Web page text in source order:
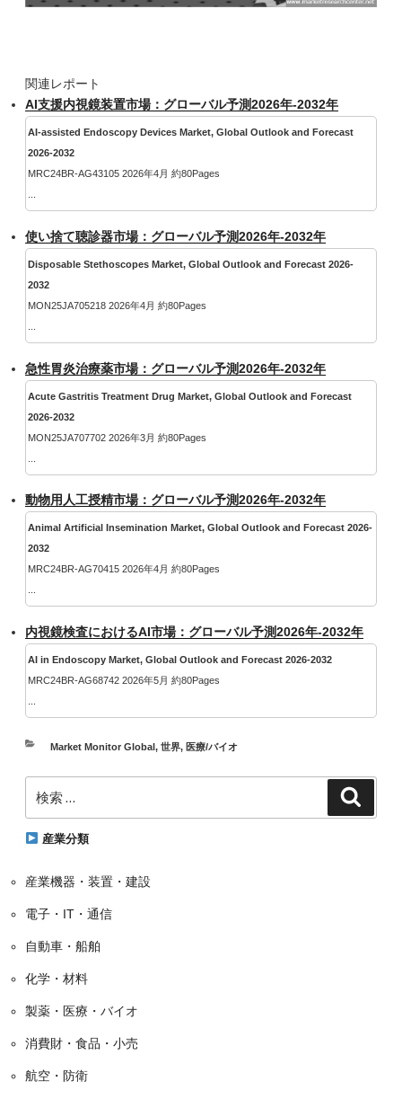
関連レポート
AI支援内視鏡装置市場：グローバル予測2026年-2032年
AI-assisted Endoscopy Devices Market, Global Outlook and Forecast
2026-2032
MRC24BR-AG43105 2026年4月 約80Pages
使い捨て聴診器市場：グローバル予測2026年-2032年
Disposable Stethoscopes Market, Global Outlook and Forecast 2026-
2032
MON25JA705218 2026年4月 約80Pages
急性胃炎治療薬市場：グローバル予測2026年-2032年
Acute Gastritis Treatment Drug Market, Global Outlook and Forecast
2026-2032
MON25JA707702 2026年3月 約80Pages
動物用人工授精市場：グローバル予測2026年-2032年
Animal Artificial Insemination Market, Global Outlook and Forecast 2026-
2032
MRC24BR-AG70415 2026年4月 約80Pages
内視鏡検査におけるAI市場：グローバル予測2026年-2032年
AI in Endoscopy Market, Global Outlook and Forecast 2026-2032
MRC24BR-AG68742 2026年5月 約80Pages
カ
リ
Market Monitor Global, 世界, 医療/バイオ
索:
産業分類
産業機器・装置・建設
電子・IT・通信
自動車・船舶
化学・材料
製薬・医療・バイオ
消費財・食品・小売
航空・防衛